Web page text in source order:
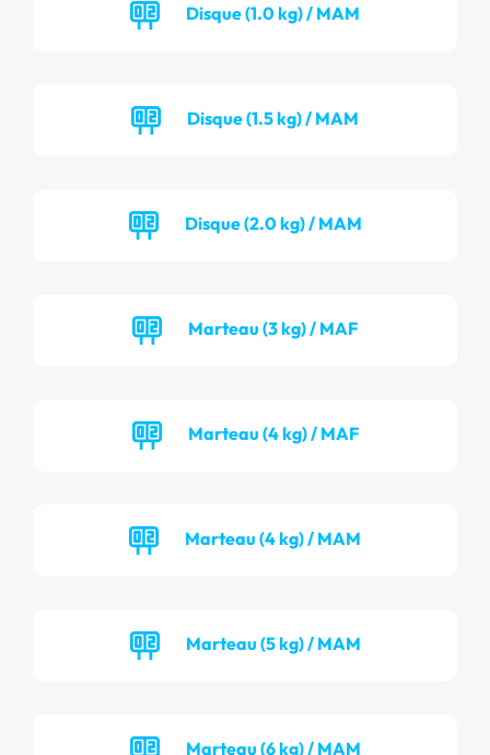
Disque (1.0 kg) / MAM
Disque (1.5 kg) / MAM
Disque (2.0 kg) / MAM
Marteau (3 kg) / MAF
Marteau (4 kg) / MAF
Marteau (4 kg) / MAM
Marteau (5 kg) / MAM
Marteau (6 kg) / MAM